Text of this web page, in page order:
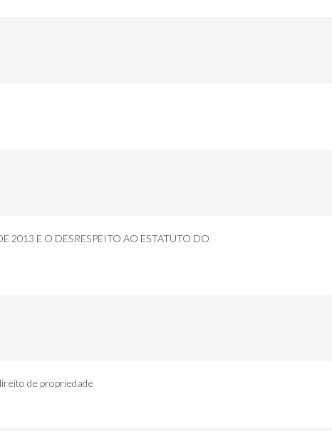
2013 E O DESRESPEITO AO ESTATUTO DO
de propriedade